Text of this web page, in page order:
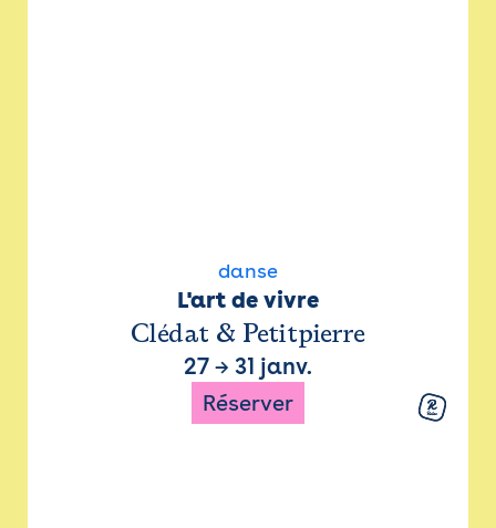
danse
L'art de vivre
Clédat & Petitpierre
27 → 31 janv.
Réserver